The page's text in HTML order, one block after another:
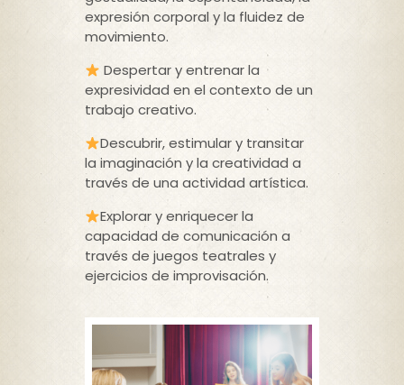
expresión corporal y la fluidez de
movimiento.
Despertar y entrenar la
expresividad en el contexto de un
trabajo creativo.
Descubrir, estimular y transitar
la imaginación y la creatividad a
través de una actividad artística.
Explorar y enriquecer la
capacidad de comunicación a
través de juegos teatrales y
ejercicios de improvisación.